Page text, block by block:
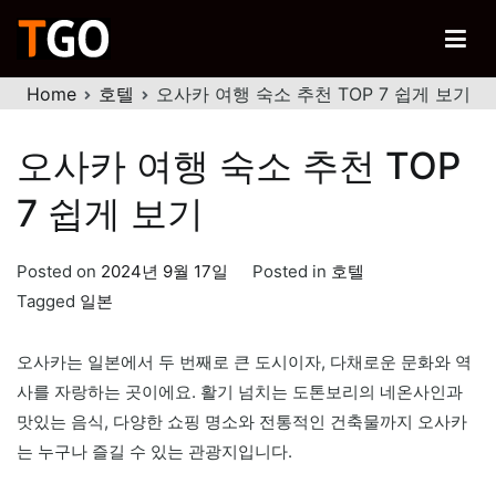
content
티고
행복한 여행을 위한 노하우
Home 호텔 오사카 여행 숙소 추천 TOP 7 쉽게 보기
오사카 여행 숙소 추천 TOP
7 쉽게 보기
Posted on 2024년 9월 17일 Posted in 호텔
Tagged 일본
오사카는 일본에서 두 번째로 큰 도시이자, 다채로운 문화와 역
사를 자랑하는 곳이에요. 활기 넘치는 도톤보리의 네온사인과
맛있는 음식, 다양한 쇼핑 명소와 전통적인 건축물까지 오사카
는 누구나 즐길 수 있는 관광지입니다.